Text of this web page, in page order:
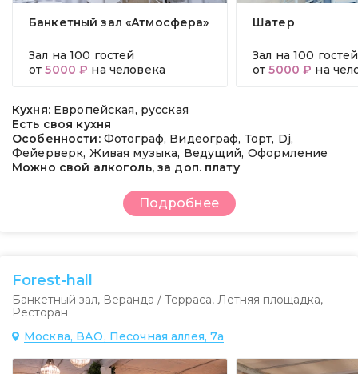
Банкетный зал «Атмосфера»
Зал на 100 гостей
от5000 ₽ на человека
Шатер
Зал на 100 гостей
от5000 ₽ на
Кухня: Европейская, русская
Есть своя кухня
Особенности: Фотограф, Видеограф, Торт, Dj,
Фейерверк, Живая музыка, Ведущий, Оформление
Можно свой алкоголь, за доп. плату
Подробнее
Forest-hall
Банкетный зал, Веранда / Терраса, Летняя площадка,
Ресторан
Москва, ВАО, Песочная аллея, 7а